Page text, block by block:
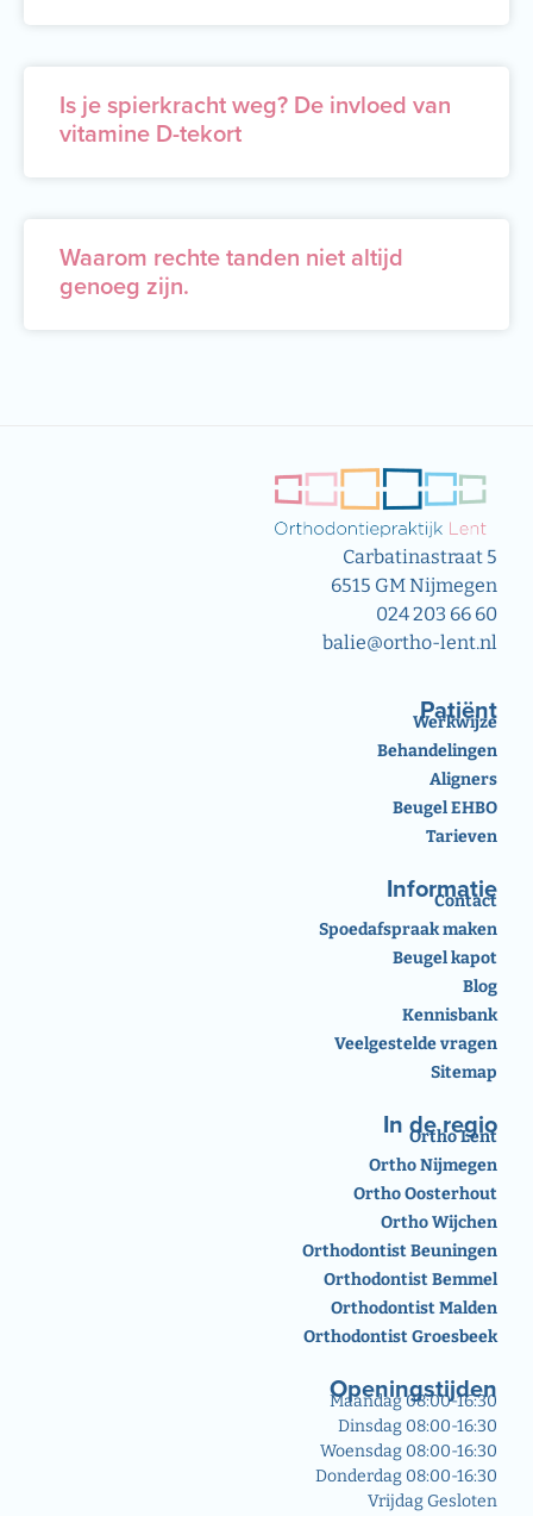
Is je spierkracht weg? De invloed van
vitamine D-tekort
Waarom rechte tanden niet altijd
genoeg zijn.
Carbatinastraat 5
6515 GM Nijmegen
024 203 66 60
balie@ortho-lent.nl
Patiënt
Werkwijze
Behandelingen
Aligners
Beugel EHBO
Tarieven
Informatie
Contact
Spoedafspraak maken
Beugel kapot
Blog
Kennisbank
Veelgestelde vragen
Sitemap
In de regio
Ortho Lent
Ortho Nijmegen
Ortho Oosterhout
Ortho Wijchen
Orthodontist Beuningen
Orthodontist Bemmel
Orthodontist Malden
Orthodontist Groesbeek
Openingstijden
Maandag 08:00-16:30
Dinsdag 08:00-16:30
Woensdag 08:00-16:30
Donderdag 08:00-16:30
Vrijdag Gesloten